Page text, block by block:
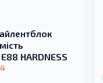
HARDNESS